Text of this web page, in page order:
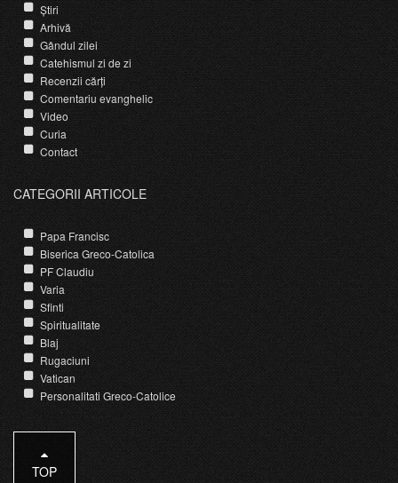
Știri
Arhivă
Gândul zilei
Catehismul zi de zi
Recenzii cărți
Comentariu evanghelic
Video
Curia
Contact
CATEGORII ARTICOLE
Papa Francisc
Biserica Greco-Catolica
PF Claudiu
Varia
Sfinti
Spiritualitate
Blaj
Rugaciuni
Vatican
Personalitati Greco-Catolice
TOP